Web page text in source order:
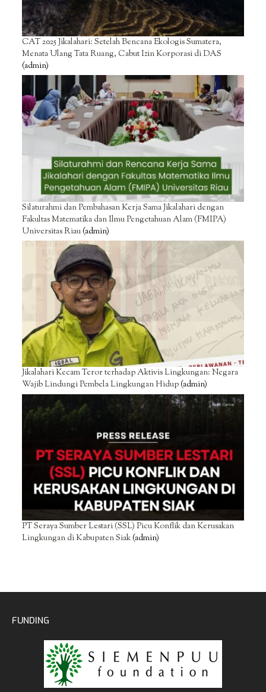
CAT 2025 Jikalahari: Setelah Bencana Ekologis Sumatera,
Menata Ulang Tata Ruang, Cabut Izin Korporasi di DAS
(admin)
Silaturahmi dan Pembahasan Kerja Sama Jikalahari dengan
Fakultas Matematika dan Ilmu Pengetahuan Alam (FMIPA)
Universitas Riau(admin)
Jikalahari Kecam Teror terhadap Aktivis Lingkungan: Negara
Wajib Lindungi Pembela Lingkungan Hidup(admin)
PT Seraya Sumber Lestari (SSL) Picu Konflik dan Kerusakan
Lingkungan di Kabupaten Siak(admin)
FUNDING